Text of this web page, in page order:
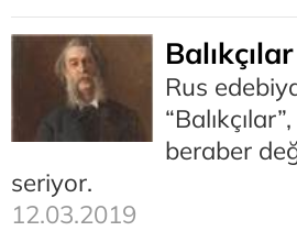
Rus
beraber
seriyor.
12.03.2019